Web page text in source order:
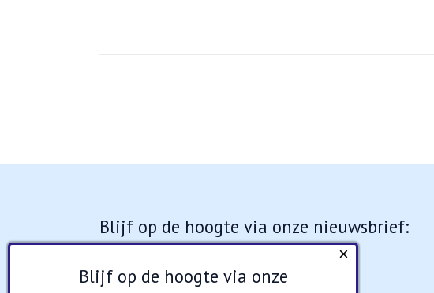
Blijf op de hoogte via onze nieuwsbrief:
×
Blijf op de hoogte via onze